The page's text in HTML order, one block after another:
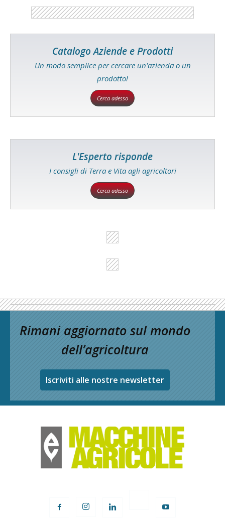
Catalogo Aziende e Prodotti
Un modo semplice per cercare un'azienda o un
prodotto!
Cerca adesso
L'Esperto risponde
I consigli di Terra e Vita agli agricoltori
Cerca adesso
Rimani aggiornato sul mondo
dell’agricoltura
Iscriviti alle nostre newsletter